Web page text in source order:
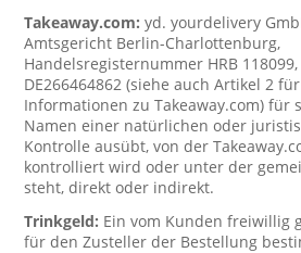
Takeaway.com:yd. yourdelivery
Amtsgericht Berlin-Charlottenburg,
Handelsregisternummer HRB
DE266464862 (siehe auch Artikel 2
Informationen zu Takeaway.com) für
Namen einer natürlichen oder
Kontrolle ausübt, von der
kontrolliert wird oder unter der
steht, direkt oder indirekt.
Trinkgeld: Ein vom Kunden freiwillig
für den Zusteller der Bestellung